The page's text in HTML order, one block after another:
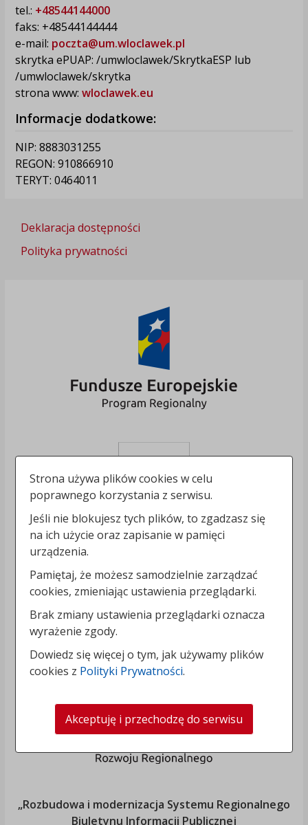
tel.: +48544144000
faks: +48544144444
e-mail: poczta@um.wloclawek.pl
skrytka ePUAP: /umwloclawek/SkrytkaESP lub
/umwloclawek/skrytka
strona www: wloclawek.eu
Informacje dodatkowe:
NIP: 8883031255
REGON: 910866910
TERYT: 0464011
Deklaracja dostępności
Polityka prywatności
„Rozbudowa i modernizacja Systemu Regionalnego
Biuletynu Informacji Publicznej
Strona używa plików cookies w celu
poprawnego korzystania z serwisu.
Jeśli nie blokujesz tych plików, to zgadzasz się
na ich użycie oraz zapisanie w pamięci
urządzenia.
Pamiętaj, że możesz samodzielnie zarządzać
cookies, zmieniając ustawienia przeglądarki.
Brak zmiany ustawienia przeglądarki oznacza
wyrażenie zgody.
Dowiedz się więcej o tym, jak używamy plików
cookies z Polityki Prywatności.
Akceptuję i przechodzę do serwisu